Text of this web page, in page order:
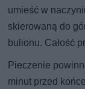
umieść w
skierowaną do
bulionu. Całość
Pieczenie
minut przed